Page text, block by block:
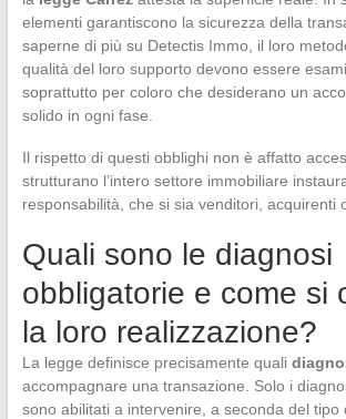
elementi garantiscono la sicurezza della
saperne di più su Detectis Immo, il loro
qualità del loro supporto devono essere
soprattutto per coloro che desiderano un
solido in ogni fase.
Il rispetto di questi obblighi non è affatto
strutturano l’intero settore immobiliare
responsabilità, che si sia venditori, acquirenti
Quali sono le diagnosi
obbligatorie e come si
la loro realizzazione?
La legge definisce precisamente quali
accompagnare una transazione. Solo i
sono abilitati a intervenire, a seconda del tipo